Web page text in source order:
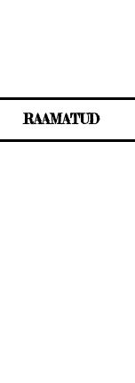
RAAMATUD